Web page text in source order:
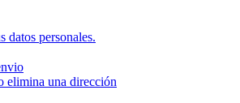
datos personales.
elimina una dirección